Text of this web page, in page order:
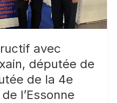
avec
députée de
de la 4e
l’Essonne